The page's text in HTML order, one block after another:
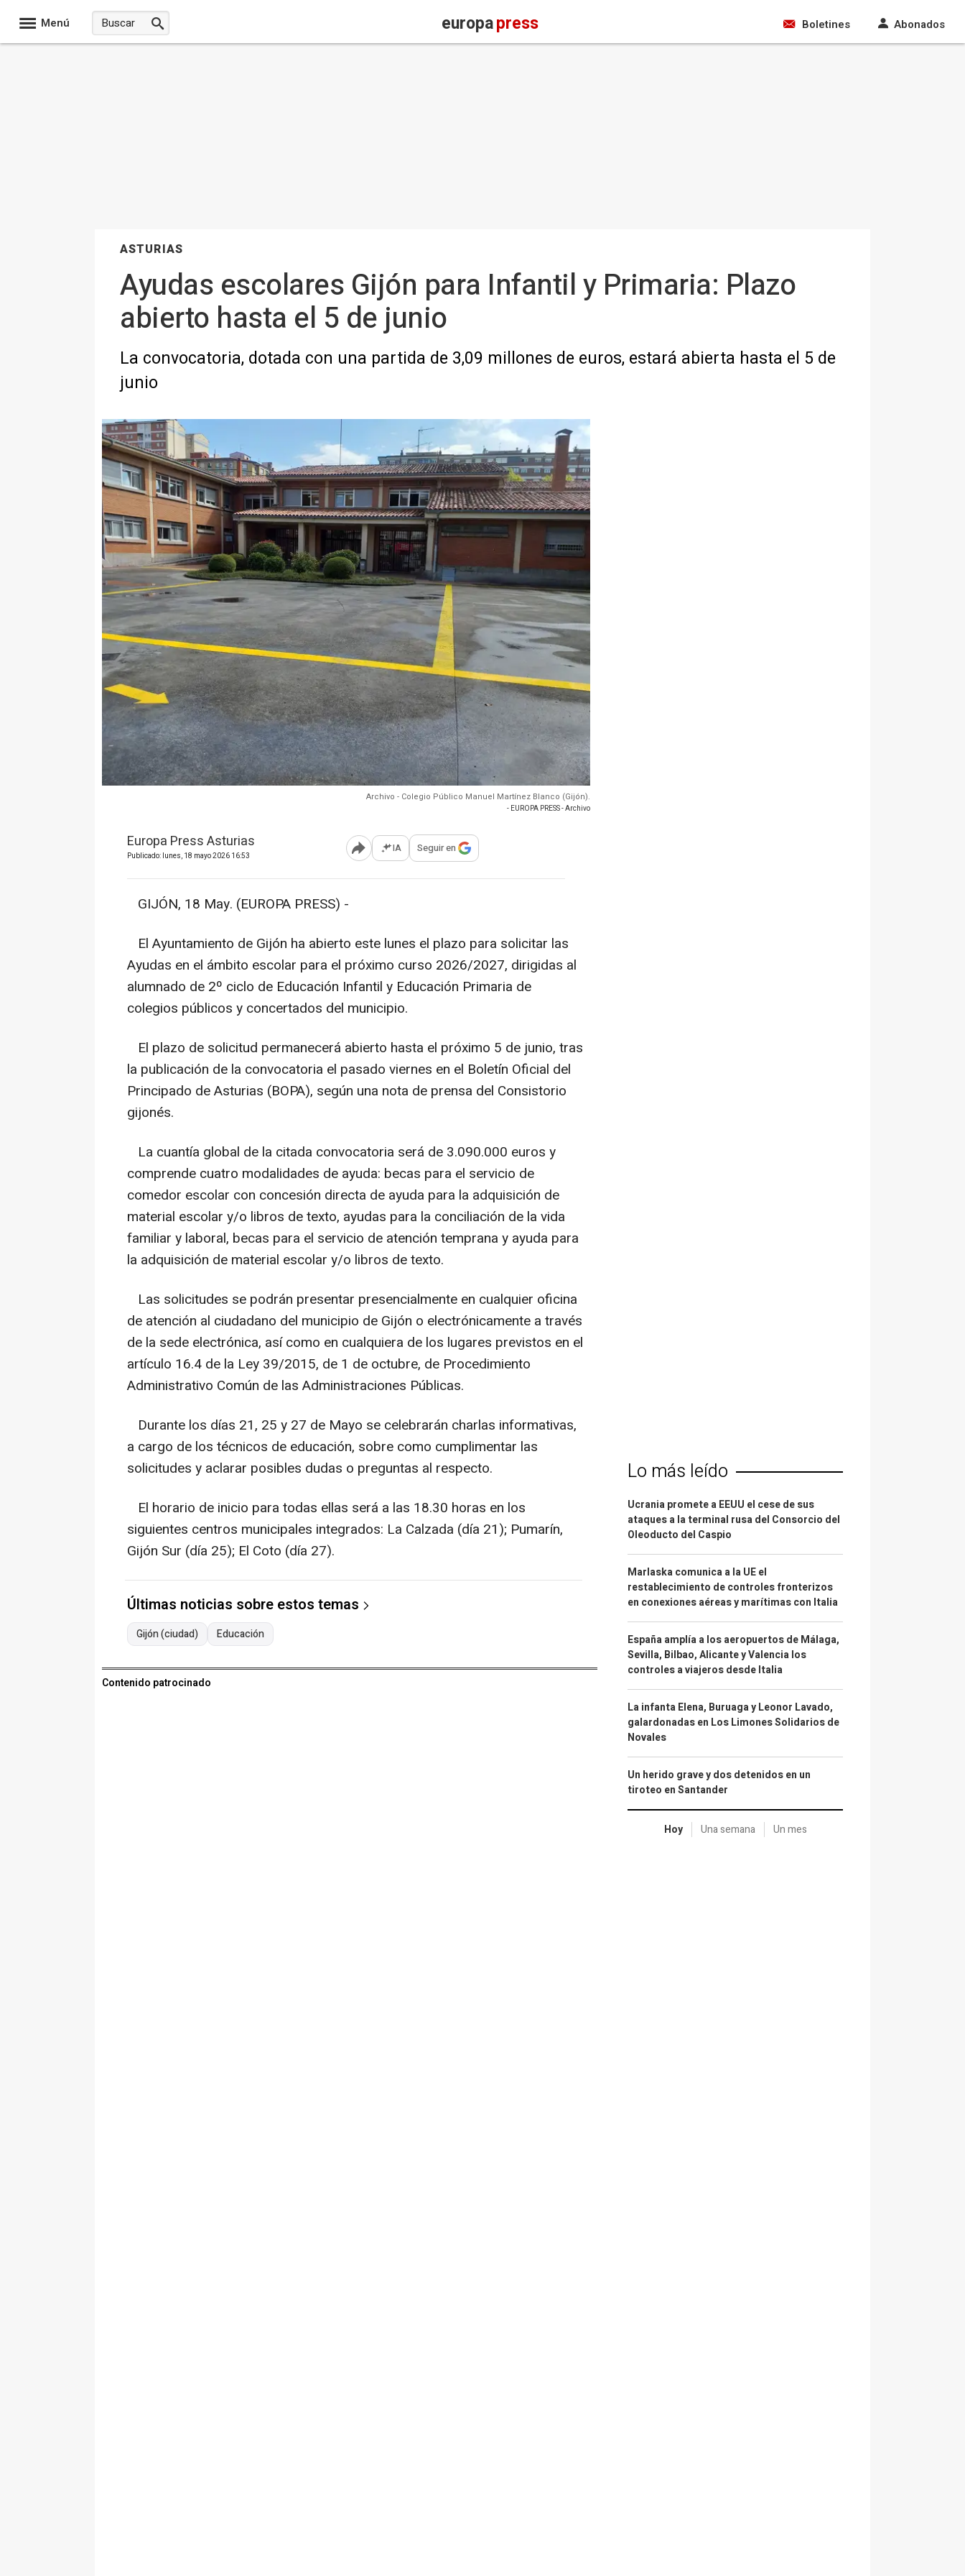
Menú europapress Boletines Abonados
ASTURIAS
Ayudas escolares Gijón para Infantil y Primaria: Plazo
abierto hasta el 5 de junio
La convocatoria, dotada con una partida de 3,09 millones de euros, estará abierta hasta el 5 de
junio
Archivo - Colegio Público Manuel Martínez Blanco (Gijón).
- EUROPA PRESS - Archivo
Europa Press Asturias
Publicado: lunes, 18 mayo 2026 16:53 Abrir opciones para compartir
IA Seguir en
GIJÓN, 18 May. (EUROPA PRESS) -
El Ayuntamiento de Gijón ha abierto este lunes el plazo para solicitar las
Ayudas en el ámbito escolar para el próximo curso 2026/2027, dirigidas al
alumnado de 2º ciclo de Educación Infantil y Educación Primaria de
colegios públicos y concertados del municipio.
El plazo de solicitud permanecerá abierto hasta el próximo 5 de junio, tras
la publicación de la convocatoria el pasado viernes en el Boletín Oficial del
Principado de Asturias (BOPA), según una nota de prensa del Consistorio
gijonés.
La cuantía global de la citada convocatoria será de 3.090.000 euros y
comprende cuatro modalidades de ayuda: becas para el servicio de
comedor escolar con concesión directa de ayuda para la adquisición de
material escolar y/o libros de texto, ayudas para la conciliación de la vida
familiar y laboral, becas para el servicio de atención temprana y ayuda para
la adquisición de material escolar y/o libros de texto.
Las solicitudes se podrán presentar presencialmente en cualquier oficina
de atención al ciudadano del municipio de Gijón o electrónicamente a través
de la sede electrónica, así como en cualquiera de los lugares previstos en el
artículo 16.4 de la Ley 39/2015, de 1 de octubre, de Procedimiento
Administrativo Común de las Administraciones Públicas.
Durante los días 21, 25 y 27 de Mayo se celebrarán charlas informativas,
a cargo de los técnicos de educación, sobre como cumplimentar las
solicitudes y aclarar posibles dudas o preguntas al respecto.
El horario de inicio para todas ellas será a las 18.30 horas en los
siguientes centros municipales integrados: La Calzada (día 21); Pumarín,
Gijón Sur (día 25); El Coto (día 27).
Últimas noticias sobre estos temas
Gijón (ciudad) Educación
Contenido patrocinado
Lo más leído
Ucrania promete a EEUU el cese de sus
ataques a la terminal rusa del Consorcio del
Oleoducto del Caspio
Marlaska comunica a la UE el
restablecimiento de controles fronterizos
en conexiones aéreas y marítimas con Italia
España amplía a los aeropuertos de Málaga,
Sevilla, Bilbao, Alicante y Valencia los
controles a viajeros desde Italia
La infanta Elena, Buruaga y Leonor Lavado,
galardonadas en Los Limones Solidarios de
Novales
Un herido grave y dos detenidos en un
tiroteo en Santander
Hoy Una semana Un mes